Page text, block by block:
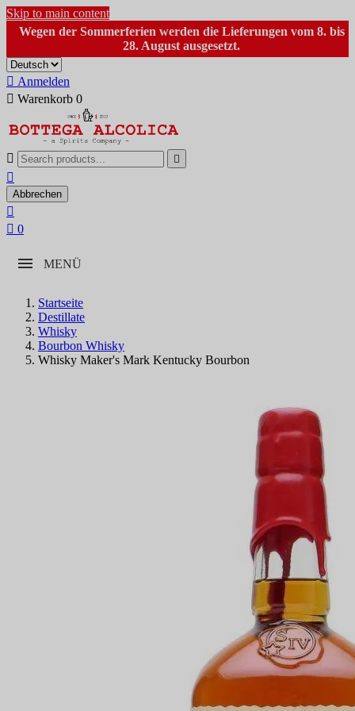
Skip to main content
Wegen der Sommerferien werden die Lieferungen vom 8. bis
28. August ausgesetzt.
 Anmelden
 Warenkorb 0
 

Abbrechen

 0
MENÜ
Startseite
Destillate
Whisky
Bourbon Whisky
Whisky Maker's Mark Kentucky Bourbon